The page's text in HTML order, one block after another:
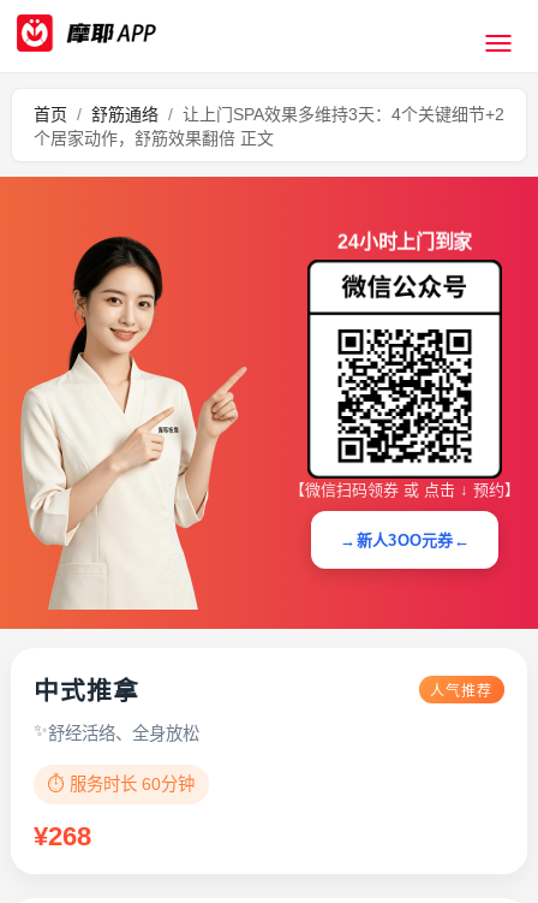
首页 / 舒筋通络 / 让上门SPA效果多维持3天：4个关键细节+2
个居家动作，舒筋效果翻倍 正文
24小时上门到家
【微信扫码领券 或 点击 ↓ 预约】
→新人3OO元券←
中式推拿 人气推荐
舒经活络、全身放松
⏱️ 服务时长 60分钟
¥268